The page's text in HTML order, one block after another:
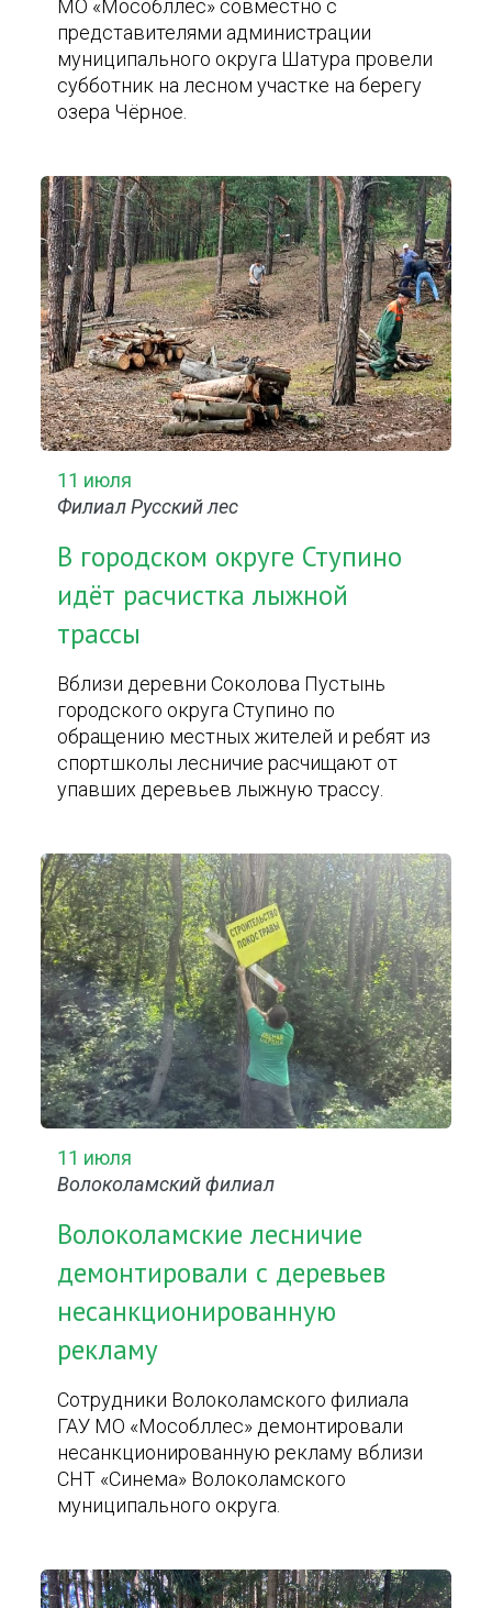
МО «Мособллес» совместно с
представителями администрации
муниципального округа Шатура провели
субботник на лесном участке на берегу
озера Чёрное.
11 июля
Филиал Русский лес
В городском округе Ступино
идёт расчистка лыжной
трассы
Вблизи деревни Соколова Пустынь
городского округа Ступино по
обращению местных жителей и ребят из
спортшколы лесничие расчищают от
упавших деревьев лыжную трассу.
11 июля
Волоколамский филиал
Волоколамские лесничие
демонтировали с деревьев
несанкционированную
рекламу
Сотрудники Волоколамского филиала
ГАУ МО «Мособллес» демонтировали
несанкционированную рекламу вблизи
СНТ «Синема» Волоколамского
муниципального округа.